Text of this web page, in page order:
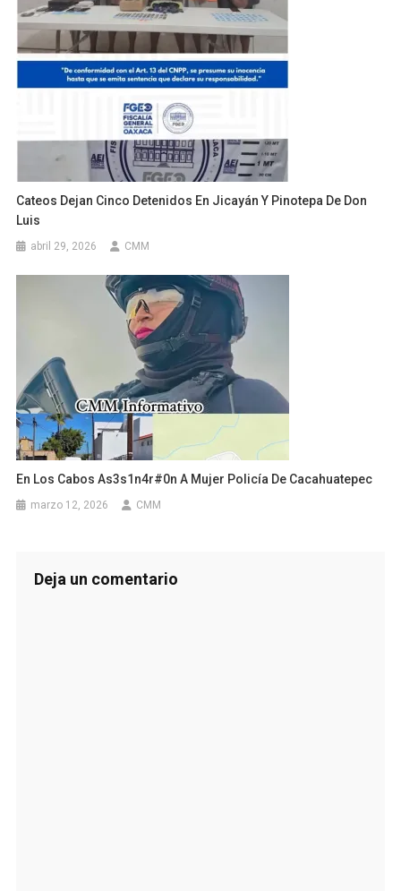
Cateos Dejan Cinco Detenidos En Jicayán Y Pinotepa De Don
Luis
abril 29, 2026 CMM
En Los Cabos As3s1n4r#0n A Mujer Policía De Cacahuatepec
marzo 12, 2026 CMM
Deja un comentario